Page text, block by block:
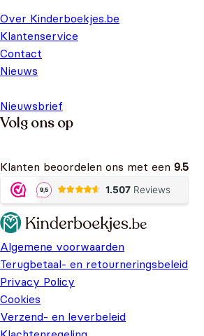
Over Kinderboekjes.be
Klantenservice
Contact
Nieuws
Nieuwsbrief
Volg ons op
Klanten beoordelen ons met een 9.5
Algemene voorwaarden
Terugbetaal- en retourneringsbeleid
Privacy Policy
Cookies
Verzend- en leverbeleid